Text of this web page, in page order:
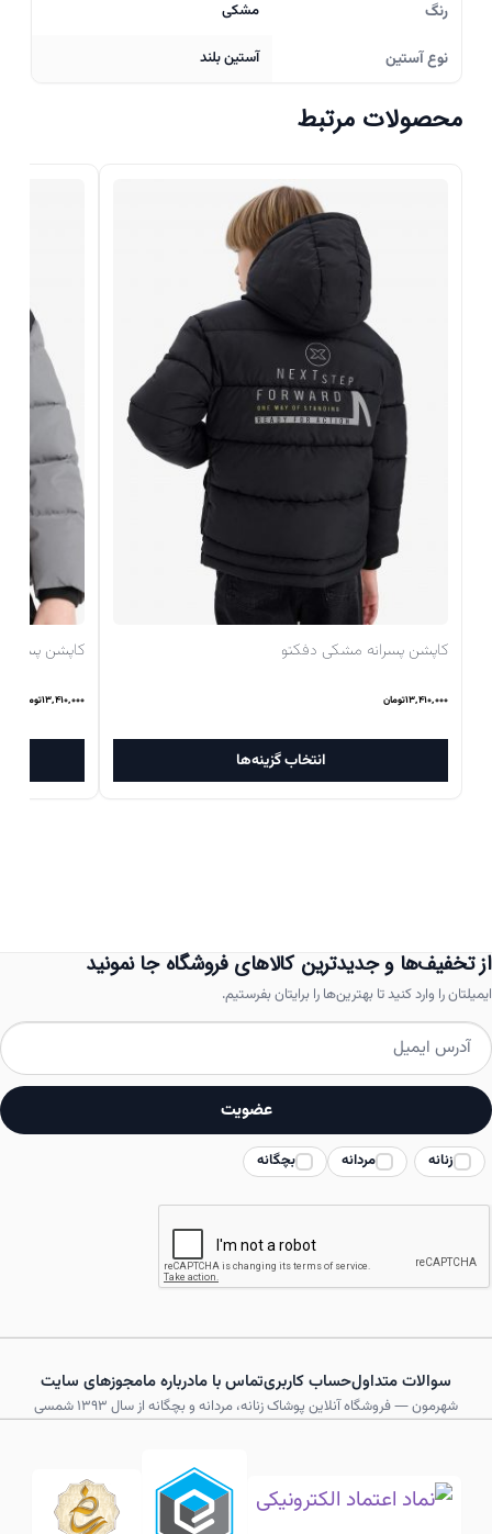
رنگ مشکی
نوع آستین آستین بلند
محصولات مرتبط
کاپشن پسرانه مشکی دفکتو
۱۳,۴۱۰,۰۰۰تومان
انتخاب گزینه‌ها
این
محصول
باشد.
ها
در
کاپشن
۱۳,۴۱۰,۰۰۰تومان
از تخفیف‌ها و جدیدترین کالاهای فروشگاه جا نمونید
ایمیلتان را وارد کنید تا بهترین‌ها را برایتان بفرستیم.
زنانه مردانه بچگانه
عضویت
سوالات متداولحساب کاربریتماس با مادرباره مامجوزهای سایت
شهرمون — فروشگاه آنلاین پوشاک زنانه، مردانه و بچگانه از سال ۱۳۹۳ شمسی